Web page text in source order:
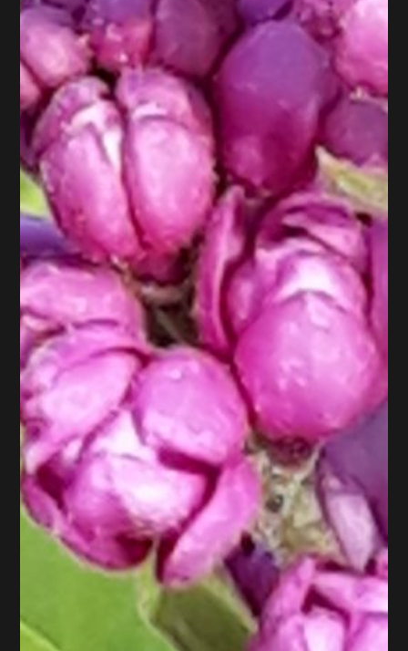
Atelier Potager samedi 7 mars : Des tomates sans
mildiou !
Chaque année c'est la même chose : tes tomates attrapent le mildiou
Tu cherches des idées biologiques pour avoir des tomates saines Ta
récolte de tomates dépend tellement de la météo, que tu es découragé
à l'avance Même sous abri, tes tomates attrapent régulièrement le
mildiou, et tu perds une partie de ta récolte. Dès la plantation
Protéger ses tomates commence dès la plantation. Ce n'est pas juste au
dernier moment que tu peux protéger tes plantes. La taille Il existe
différentes options pour la taille des tomates. Chacune a des avantages
et des inconvénients. Voyons ensemble toutes les possibilités...
Lire plus